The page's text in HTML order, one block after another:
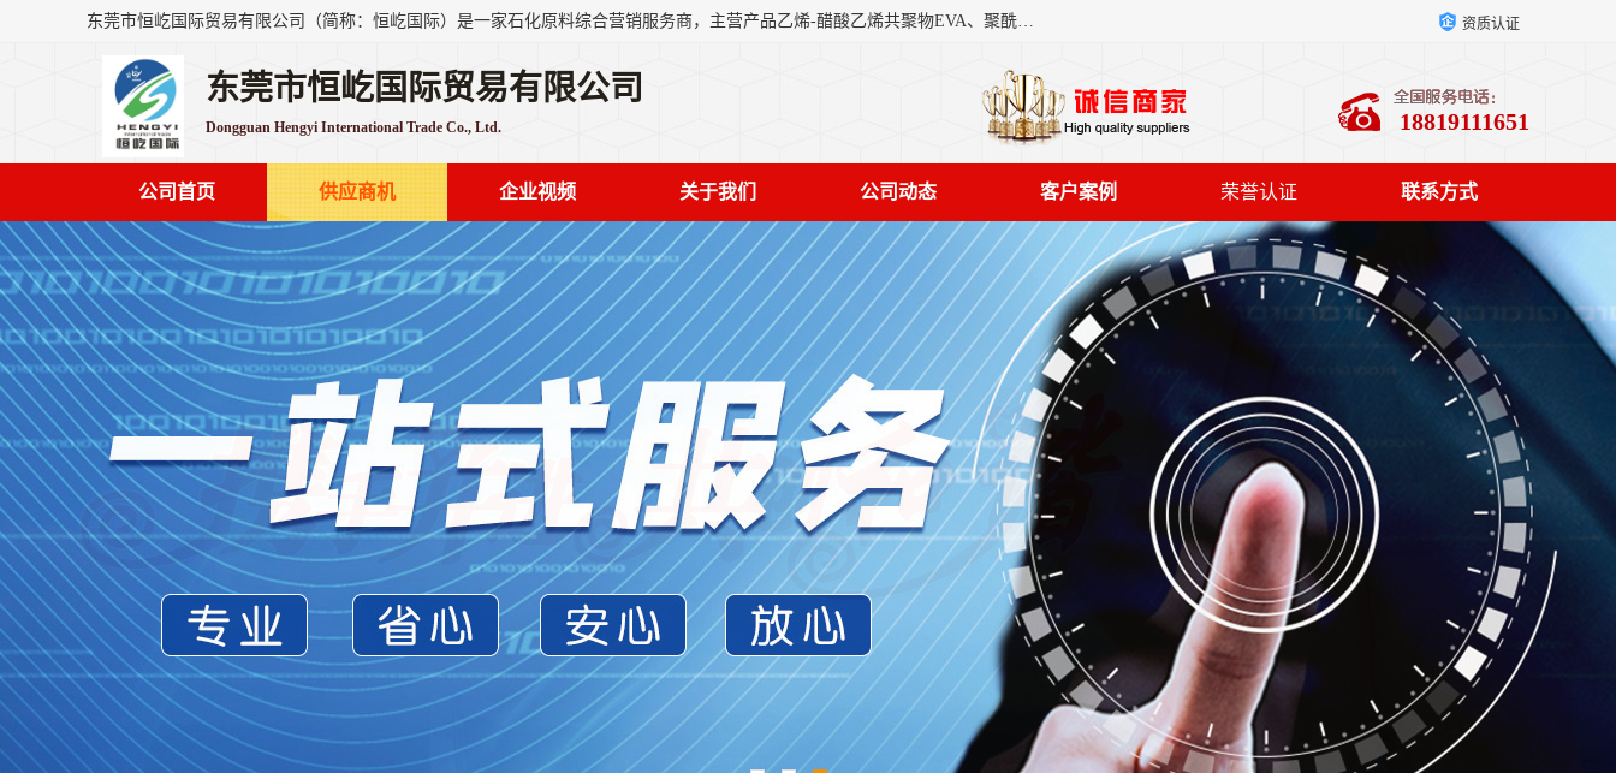
东莞市恒屹国际贸易有限公司（简称：恒屹国际）是一家石化原料综合营销服务商，主营产品乙烯-醋酸乙烯共聚物EVA、聚酰胺PA（尼龙）、醚酯型热塑弹性体TPEE等，公司秉承以市场为导向的战略思想，致力于大宗石化原料在中国市场的营销服务业务，为客户提供一站式的全面服务。 资质认证
东莞市恒屹国际贸易有限公司
Dongguan Hengyi International Trade Co., Ltd. 18819111651
公司首页 供应商机 企业视频 关于我们 公司动态 客户案例 荣誉认证 联系方式